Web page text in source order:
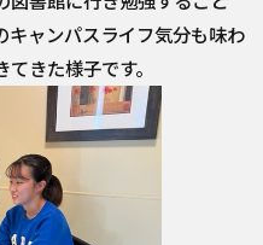
キャンパスライフ気分も味わ
きた様子です。